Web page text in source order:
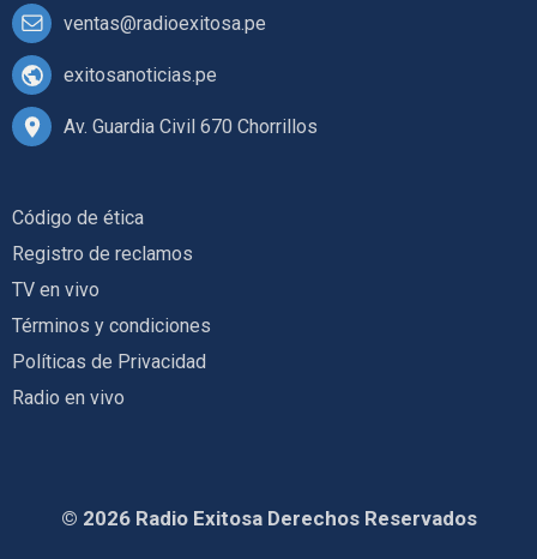
ventas@radioexitosa.pe
exitosanoticias.pe
Av. Guardia Civil 670 Chorrillos
Código de ética
Registro de reclamos
TV en vivo
Términos y condiciones
Políticas de Privacidad
Radio en vivo
© 2026 Radio Exitosa Derechos Reservados